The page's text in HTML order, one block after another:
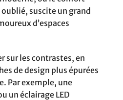
suscite un grand
d’espaces
sur les contrastes, en
de design plus épurées
Par exemple, une
un éclairage LED